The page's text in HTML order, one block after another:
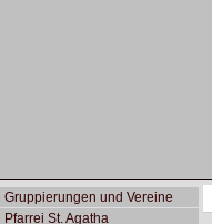
Gruppierungen und Vereine
Pfarrei St. Agatha